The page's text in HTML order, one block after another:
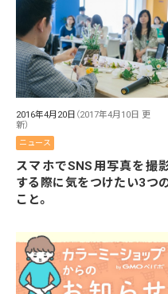
2016年4月20日 （2017年4月10日 更
新）
ニュース
スマホでSNS用写真を撮
する際に気をつけたい3つ
こと。